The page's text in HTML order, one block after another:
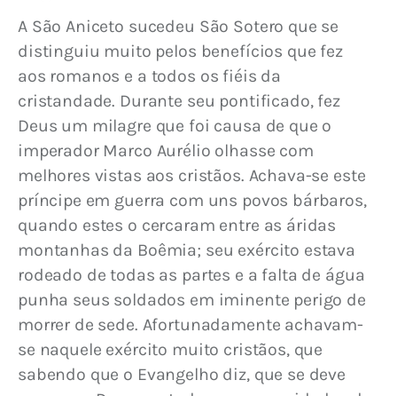
A São Aniceto sucedeu São Sotero que se
distinguiu muito pelos benefícios que fez
aos romanos e a todos os fiéis da
cristandade. Durante seu pontificado, fez
Deus um milagre que foi causa de que o
imperador Marco Aurélio olhasse com
melhores vistas aos cristãos. Achava-se este
príncipe em guerra com uns povos bárbaros,
quando estes o cercaram entre as áridas
montanhas da Boêmia; seu exército estava
rodeado de todas as partes e a falta de água
punha seus soldados em iminente perigo de
morrer de sede. Afortunadamente achavam-
se naquele exército muito cristãos, que
sabendo que o Evangelho diz, que se deve